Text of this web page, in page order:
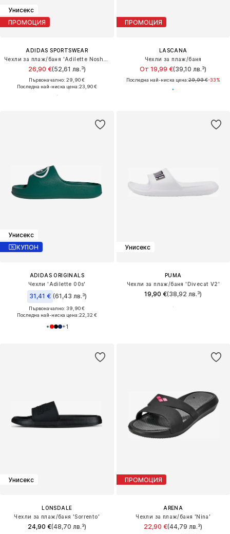
Унисекс
ПРОМОЦИЯ
ADIDAS SPORTSWEAR
26,90 €(52,61 лв.³)
Първоначално: 29,90 €
Последна най-ниска цена:23,90 €
ПРОМОЦИЯ
LASCANA
Чехли за плаж/баня
От 19,99 €(39,10 лв.³)
Последна най-ниска цена:29,99 €-33%
Унисекс
КУПОН
ADIDAS ORIGINALS
Чехли 'Adilette 00s'
31,41 € (61,43 лв.³)
Първоначално: 39,90 €
Последна най-ниска цена:22,32 €
+1
Унисекс
PUMA
Чехли за плаж/баня 'Divecat V2'
19,90 €(38,92 лв.³)
Унисекс
LONSDALE
Чехли за плаж/баня 'Sorrento'
24,90 €(48,70 лв.³)
ПРОМОЦИЯ
ARENA
Чехли за плаж/баня 'Nina'
22,90 €(44,79 лв.³)